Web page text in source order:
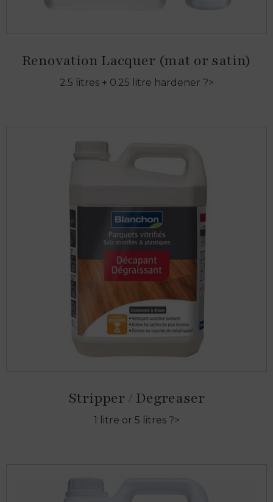
Renovation Lacquer (mat or satin)
2.5 litres + 0.25 litre hardener ?>
Stripper / Degreaser
1 litre or 5 litres ?>